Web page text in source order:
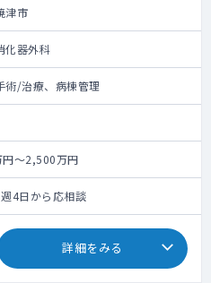
津市
化器外科
術/治療、病棟管理
～2,500万円
4日から応相談
詳細をみる